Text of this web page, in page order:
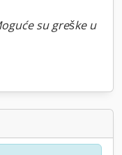
su greške u